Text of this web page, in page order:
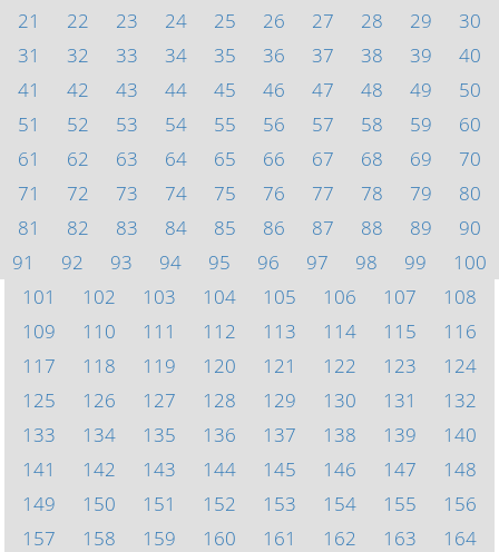
21
22 23 24 25 26 27 28 29
30
31
32 33 34 35 36 37 38 39
40
41
42 43 44 45 46 47 48 49
50
51
52 53 54 55 56 57 58 59
60
61
62 63 64 65 66 67 68 69
70
71
72 73 74 75 76 77 78 79
80
81
82 83 84 85 86 87 88 89
90
91
92 93 94 95 96 97 98 99
100
101
102 103 104 105 106 107
108
109
110 111 112 113 114 115
116
117
118 119 120 121 122 123
124
125
126 127 128 129 130 131
132
133
134 135 136 137 138 139
140
141
142 143 144 145 146 147
148
149
150 151 152 153 154 155
156
157
158 159 160 161 162 163
164